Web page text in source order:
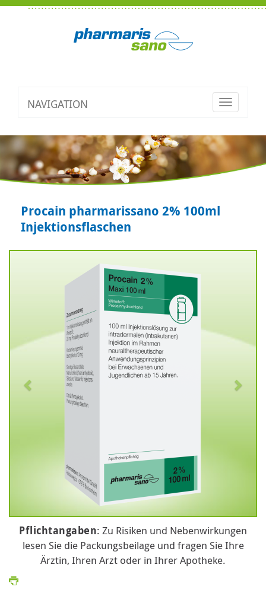
NAVIGATION
Toggle
Procain pharmarissano 2% 100ml
Injektionsflaschen
Pflichtangaben: Zu Risiken und Nebenwirkungen
lesen Sie die Packungsbeilage und fragen Sie Ihre
Ärztin, Ihren Arzt oder in Ihrer Apotheke.